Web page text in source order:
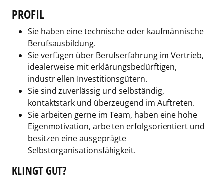
PROFIL
Sie haben eine technische oder kaufmännische
Berufsausbildung.
Sie verfügen über Berufserfahrung im Vertrieb,
idealerweise mit erklärungsbedürftigen,
industriellen Investitionsgütern.
Sie sind zuverlässig und selbständig,
kontaktstark und überzeugend im Auftreten.
Sie arbeiten gerne im Team, haben eine hohe
Eigenmotivation, arbeiten erfolgsorientiert und
besitzen eine ausgeprägte
Selbstorganisationsfähigkeit.
KLINGT GUT?